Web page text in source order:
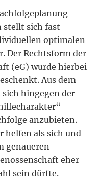
stellt sich fast
optimalen
Der Rechtsform der
(eG) wurde hierbei
Aus dem
hingegen der
anzubieten.
helfen als sich und
genaueren
eher
sein dürfte.